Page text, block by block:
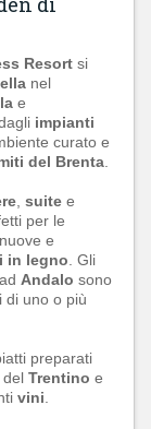
Resort si
nel
e
impianti
curato e
del Brenta
suite e
per le
e
in legno . Gli
ad Andalo sono
di uno o più
preparati
del Trentino e
vini